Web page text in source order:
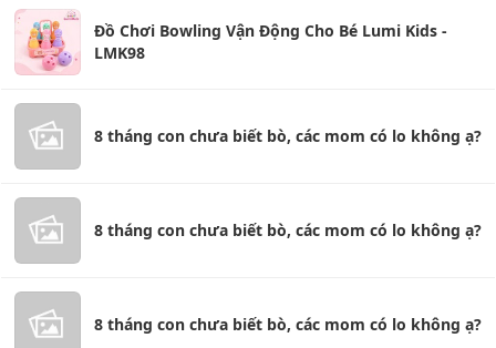
Đồ Chơi Bowling Vận Động Cho Bé Lumi Kids -
LMK98
8 tháng con chưa biết bò, các mom có lo không ạ?
8 tháng con chưa biết bò, các mom có lo không ạ?
8 tháng con chưa biết bò, các mom có lo không ạ?